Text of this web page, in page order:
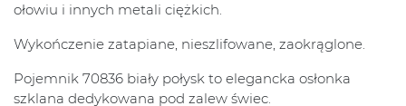
ołowiu i innych metali ciężkich.
Wykończenie zatapiane, nieszlifowane, zaokrąglone.
Pojemnik 70836 biały połysk to elegancka osłonka
szklana dedykowana pod zalew świec.